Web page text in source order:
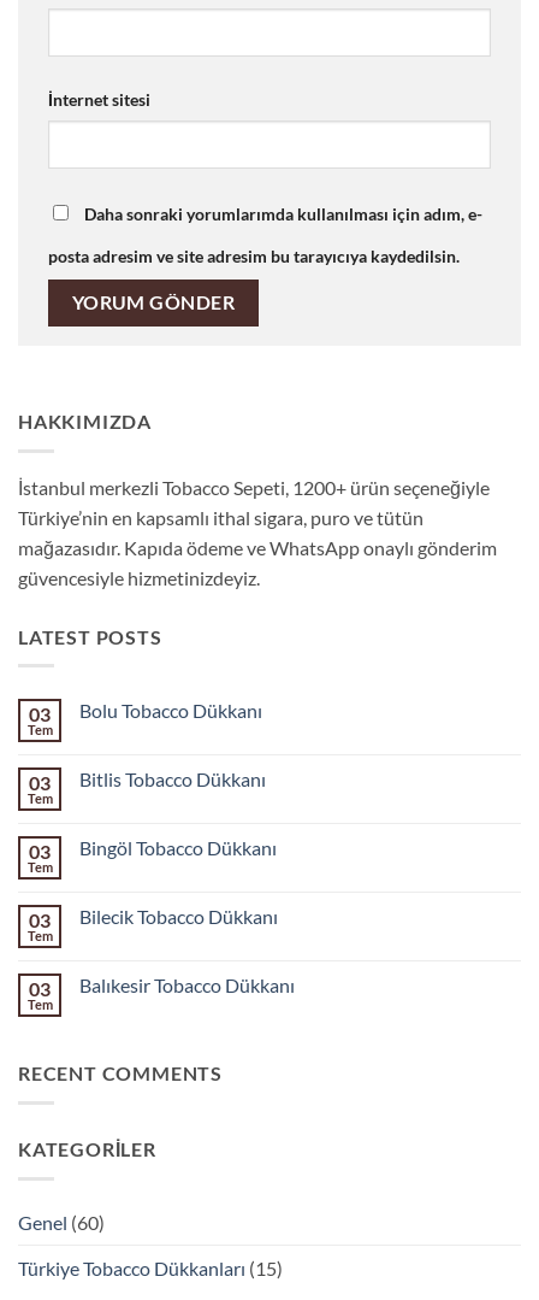
İnternet sitesi
Daha sonraki yorumlarımda kullanılması için adım, e-
posta adresim ve site adresim bu tarayıcıya kaydedilsin.
HAKKIMIZDA
İstanbul merkezli Tobacco Sepeti, 1200+ ürün seçeneğiyle
Türkiye’nin en kapsamlı ithal sigara, puro ve tütün
mağazasıdır. Kapıda ödeme ve WhatsApp onaylı gönderim
güvencesiyle hizmetinizdeyiz.
LATEST POSTS
03
Tem
Bolu Tobacco Dükkanı
Tobacco
03
Tem
Bitlis Tobacco Dükkanı
Tobacco
03
Tem
Bingöl Tobacco Dükkanı
Tobacco
03
Tem
Bilecik Tobacco Dükkanı
Tobacco
03
Tem
Balıkesir Tobacco Dükkanı
Dükkanı
RECENT COMMENTS
KATEGORILER
Genel (60)
Türkiye Tobacco Dükkanları (15)